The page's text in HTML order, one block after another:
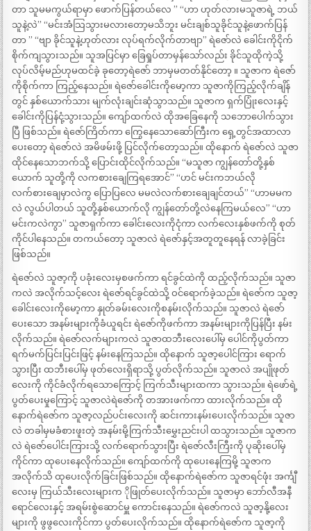
တာ သူမမကွယ်ရာမှာ ဖောက်ပြန်တယ်လေ ” “ဟာ ဟုတ်လားမသူဇာရဲ့ ဘယ်
သူနဲ့လဲ” “မင်းအံသြသွားမလားတော့မသိဘူး မင်းချစ်သူခိုင်သူနဲ့ဖောက်ပြန်
တာ ” “ဗျာ ခိုင်သူနဲ့ဟုတ်လား လုပ်ရက်လိုက်တာဗျာ” ရဲဇော်လဲ ခေါင်းကိုငိုက်
စိုက်ကျသွားသည်။ သူအပြင်မှာ ခြေရှုပ်တာမှန်သော်လည်း ခိုင်သူထိုကဲ့သို့
လုပ်လိမ့်မည်ဟုမထင်ခဲ့ ခုတော့ရဲဇော် ဘာမှမတတ်နိုင်တော့ ။ သူဇာက ရဲဇော်
ကိုစိုက်ကာ ကြည့်နေသည်။ ရဲဇော်ခေါင်းကိုမော့ကာ သူဇာကိုကြည့်လိုက်ချိန်
တွင် နှစ်ယောက်သား မျက်လုံးချင်းဆုံသွာသည်။ သူဇာက ရှက်ပြုံးလေးနှင့်
ခေါင်းကိုပြန်ငုံ့သွားသည်။ ကျော်ထက်လဲ ထိုအခြေနေကို သဘောပေါက်သွား
ပြီ ဖြစ်သည်။ ရဲဇော်ကြိတ်ကာ ကြွေနေသောဆော်ကြီးက ရှေ့တွင်အထာလာ
ပေးတော့ ရဲဇော်လဲ အမိဖမ်းဖို့ ပြင်လိုက်တော့သည်။ ထိုနောက် ရဲဇော်လဲ သူဇာ
ထိုင်နေသောဘက်သို့ ပြောင်းထိုင်လိုက်သည်။ “မသူဇာ ကျွန်တော်တို့နှစ်
ယောက် သူတို့ကို လကစားချေကြရအောင်” “ဟင် မင်းကဘယ်လို
လက်စားချေမှာလဲကွ ပြောပြလေ မမလဲလက်စားချေချင်တယ်” “ဟာမမက
လဲ လွယ်ပါတယ် သူတို့နှစ်ယောက်လို ကျွန်တော်တို့လဲနေကြမယ်လေ” “ဟာ
မင်းကလဲကွာ” သူဇာရှက်ကာ ခေါင်းလေးကိုငုံကာ လက်လေးနှစ်ဖက်ကို စုတ်
ကိုင်ပါနေသည်။ တကယ်တော့ သူဇာလဲ ရဲဇော်နှင့်အတူတူနေရန် လာခဲ့ခြင်း
ဖြစ်သည်။
ရဲဇော်လဲ သူဇာ့ကို ပခုံးလေးမှစဖက်ကာ ရင်ခွင်ထဲကို ထည့်လိုက်သည်။ သူဇာ
ကလဲ အလိုက်သင့်လေး ရဲဇော်ရင်ခွင်ထဲသို့ ဝင်ရောက်ခဲ့သည်။ ရဲဇော်က သူဇာ့
ခေါင်းလေးကိုမော့ကာ နှုတ်ခမ်းလေးကိုစနမ်းလိုက်သည်။ သူဇာလဲ ရဲဇော်
ပေးသော အနမ်းများကိုခံယူရင်း ရဲဇော်ကိုဖက်ကာ အနမ်းများကိုပြန်ပြီး နမ်း
လိုက်သည်။ ရဲဇော်လက်များကလဲ သူဇာထဘီးလေးပေါ်မှ ပေါင်ကိုပွတ်ကာ
ရက်မက်ပြင်းပြင်းဖြင့် နမ်းနေကြသည်။ ထိုနောက် သူဇာ့ပေါင်ကြား ရောက်
သွားပြီး ထဘီးပေါ်မှ ဖုတ်လေးရှိရာသို့ ပွတ်လိုက်သည်။ သူဇာလဲ အပျိုဖုတ်
လေးကို ကိုင်ခံလိုက်ရသောကြောင့် ကြက်သီးများထကာ သွားသည်။ ရဲဖော်ရဲ့
ပွတ်ပေးမှုကြောင့် သူဇာလဲရဲဇော်ကို တအားဖက်ကာ ထားလိုက်သည်။ ထို
နောက်ရဲဇော်က သူဇာ့လည်ပင်းလေးကို ဆင်းကားနမ်းပေးလိုက်သည်။ သူဇာ
လဲ တခါမှမခံစားဖူးတဲ့ အနမ်းမို့ကြက်သီးမွှေးညင်းပါ ထသွားသည်။ သူဇာက
လဲ ရဲဇော်ပေါင်းကြားသို့ လက်ရောက်သွားပြီး ရဲဇော်လီးကြီးကို ပုဆိုးပေါ်မှ
ကိုင်ကာ ထုပေးနေလိုက်သည်။ ကျော်ထက်ကို ထုပေးနေကြမို့ သူဇာက
အလိုက်သိ ထုပေးလိုက်ခြင်းဖြစ်သည်။ ထိုနောက်ရဲဇော်က သူဇာရင်ဖုံး အင်္ကျီ
လေးမှ ကြယ်သီးလေးများက ိုဖြုတ်ပေးလိုက်သည်။ သူဇာမှာ ဘော်လီအနီ
ရောင်လေးနှင့် အရမ်းစွဲဆောင်မှူ ကောင်းနေသည်။ ရဲဇော်ကလဲ သူဇာ့နို့လေး
များကို ဖွဖွလေးကိုင်ကာ ပွတ်ပေးလိုက်သည်။ ထိုနောက်ရဲဇော်က သူဇာ့ကို